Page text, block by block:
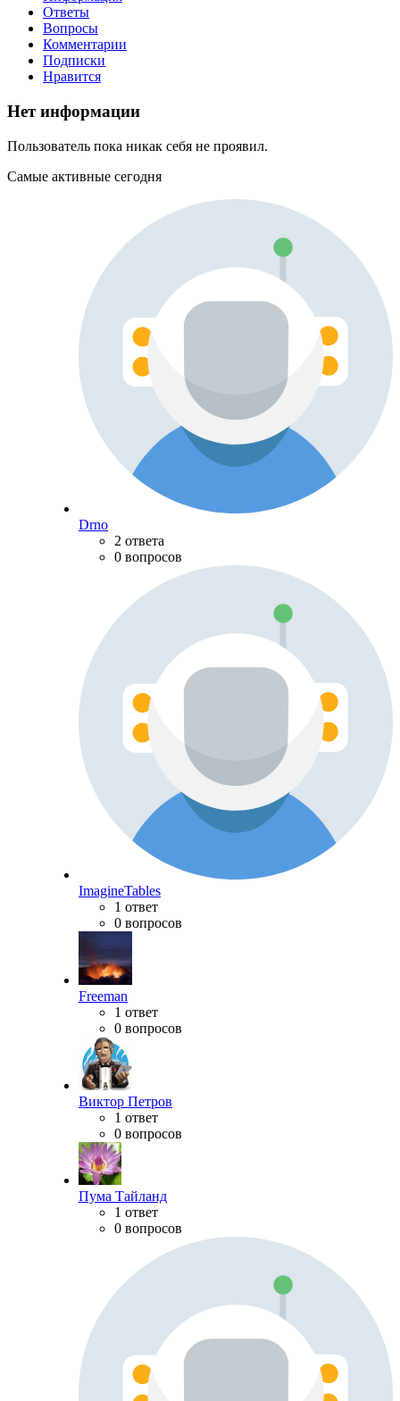
Ответы
Вопросы
Комментарии
Подписки
Нравится
Нет информации
Пользователь пока никак себя не проявил.
Самые активные сегодня
Drno
2 ответа
0 вопросов
ImagineTables
1 ответ
0 вопросов
Freeman
1 ответ
0 вопросов
Виктор Петров
1 ответ
0 вопросов
Пума Тайланд
1 ответ
0 вопросов